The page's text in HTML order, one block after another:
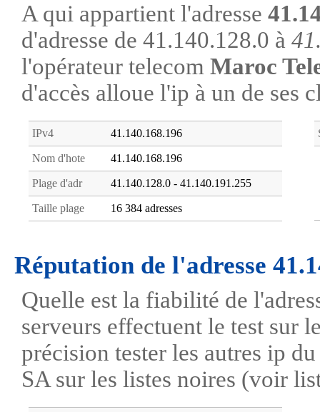
A qui appartient l'adresse
d'adresse de 41.140.128.0 à
l'opérateur telecom Maroc
d'accès alloue l'ip à un de ses
IPv4 41.140.168.196
Nom d'hote 41.140.168.196
Plage d'adr 41.140.128.0 - 41.140.191.255
Taille plage 16 384 adresses
Réputation de l'adresse
Quelle est la fiabilité de
serveurs effectuent le test sur
précision tester les autres ip
SA sur les listes noires (voir